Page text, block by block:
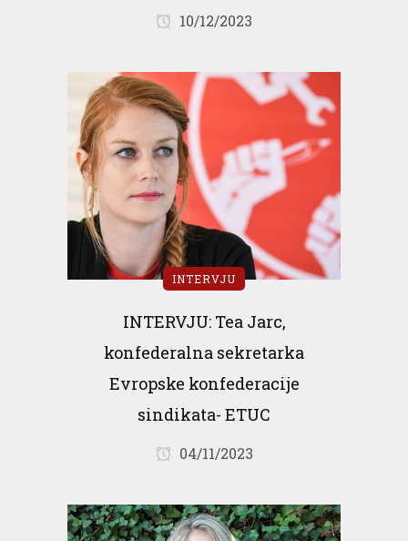
10/12/2023
INTERVJU
INTERVJU: Tea Jarc,
konfederalna sekretarka
Evropske konfederacije
sindikata- ETUC
04/11/2023